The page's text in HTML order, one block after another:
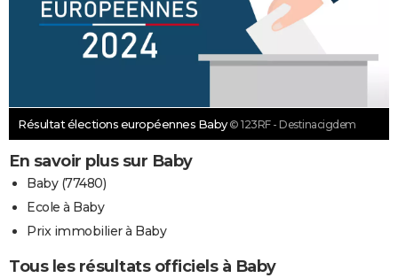
Résultat élections européennes Baby © 123RF - Destinacigdem
En savoir plus sur Baby
Baby (77480)
Ecole à Baby
Prix immobilier à Baby
Tous les résultats officiels à Baby